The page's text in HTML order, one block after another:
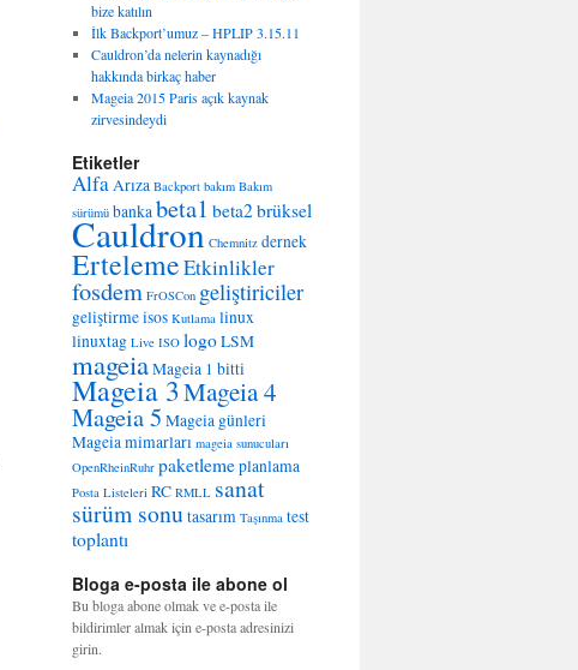
bize katılın
İlk Backport’umuz – HPLIP 3.15.11
Cauldron’da nelerin kaynadığı
hakkında birkaç haber
Mageia 2015 Paris açık kaynak
zirvesindeydi
Etiketler
AlfaArıza Backport bakım Bakım
sürümü bankabeta1 beta2brüksel
Cauldron Chemnitz dernek
ErtelemeEtkinlikler
fosdem FrOSCon geliştiriciler
geliştirmeisos Kutlama linux
linuxtag Live ISO logoLSM
mageiaMageia 1 bitti
Mageia 3Mageia 4
Mageia 5 Mageia günleri
Mageia mimarları mageia sunucuları
OpenRheinRuhr paketlemeplanlama
Posta Listeleri RC RMLL sanat
sürüm sonutasarım Taşınma test
toplantı
Bloga e-posta ile abone ol
Bu bloga abone olmak ve e-posta ile
bildirimler almak için e-posta adresinizi
girin.